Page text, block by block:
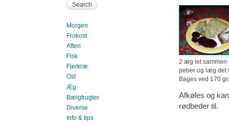
2 æg let sammen
peber og læg det
Bages ved 170
Afkøles og
rødbeder til.
Morgen
Frokost
Aften
Fisk
Fjerkræ
Ost
Æg
Bælgfrugter
Diverse
Info & tips